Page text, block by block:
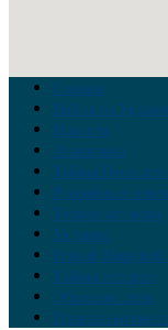
Главная
Война на
Новости
Аналитика
Тайны
Российские
Теория заговора
Украина
Новый Мировой
Тайны истории
Обратная связь
Правила